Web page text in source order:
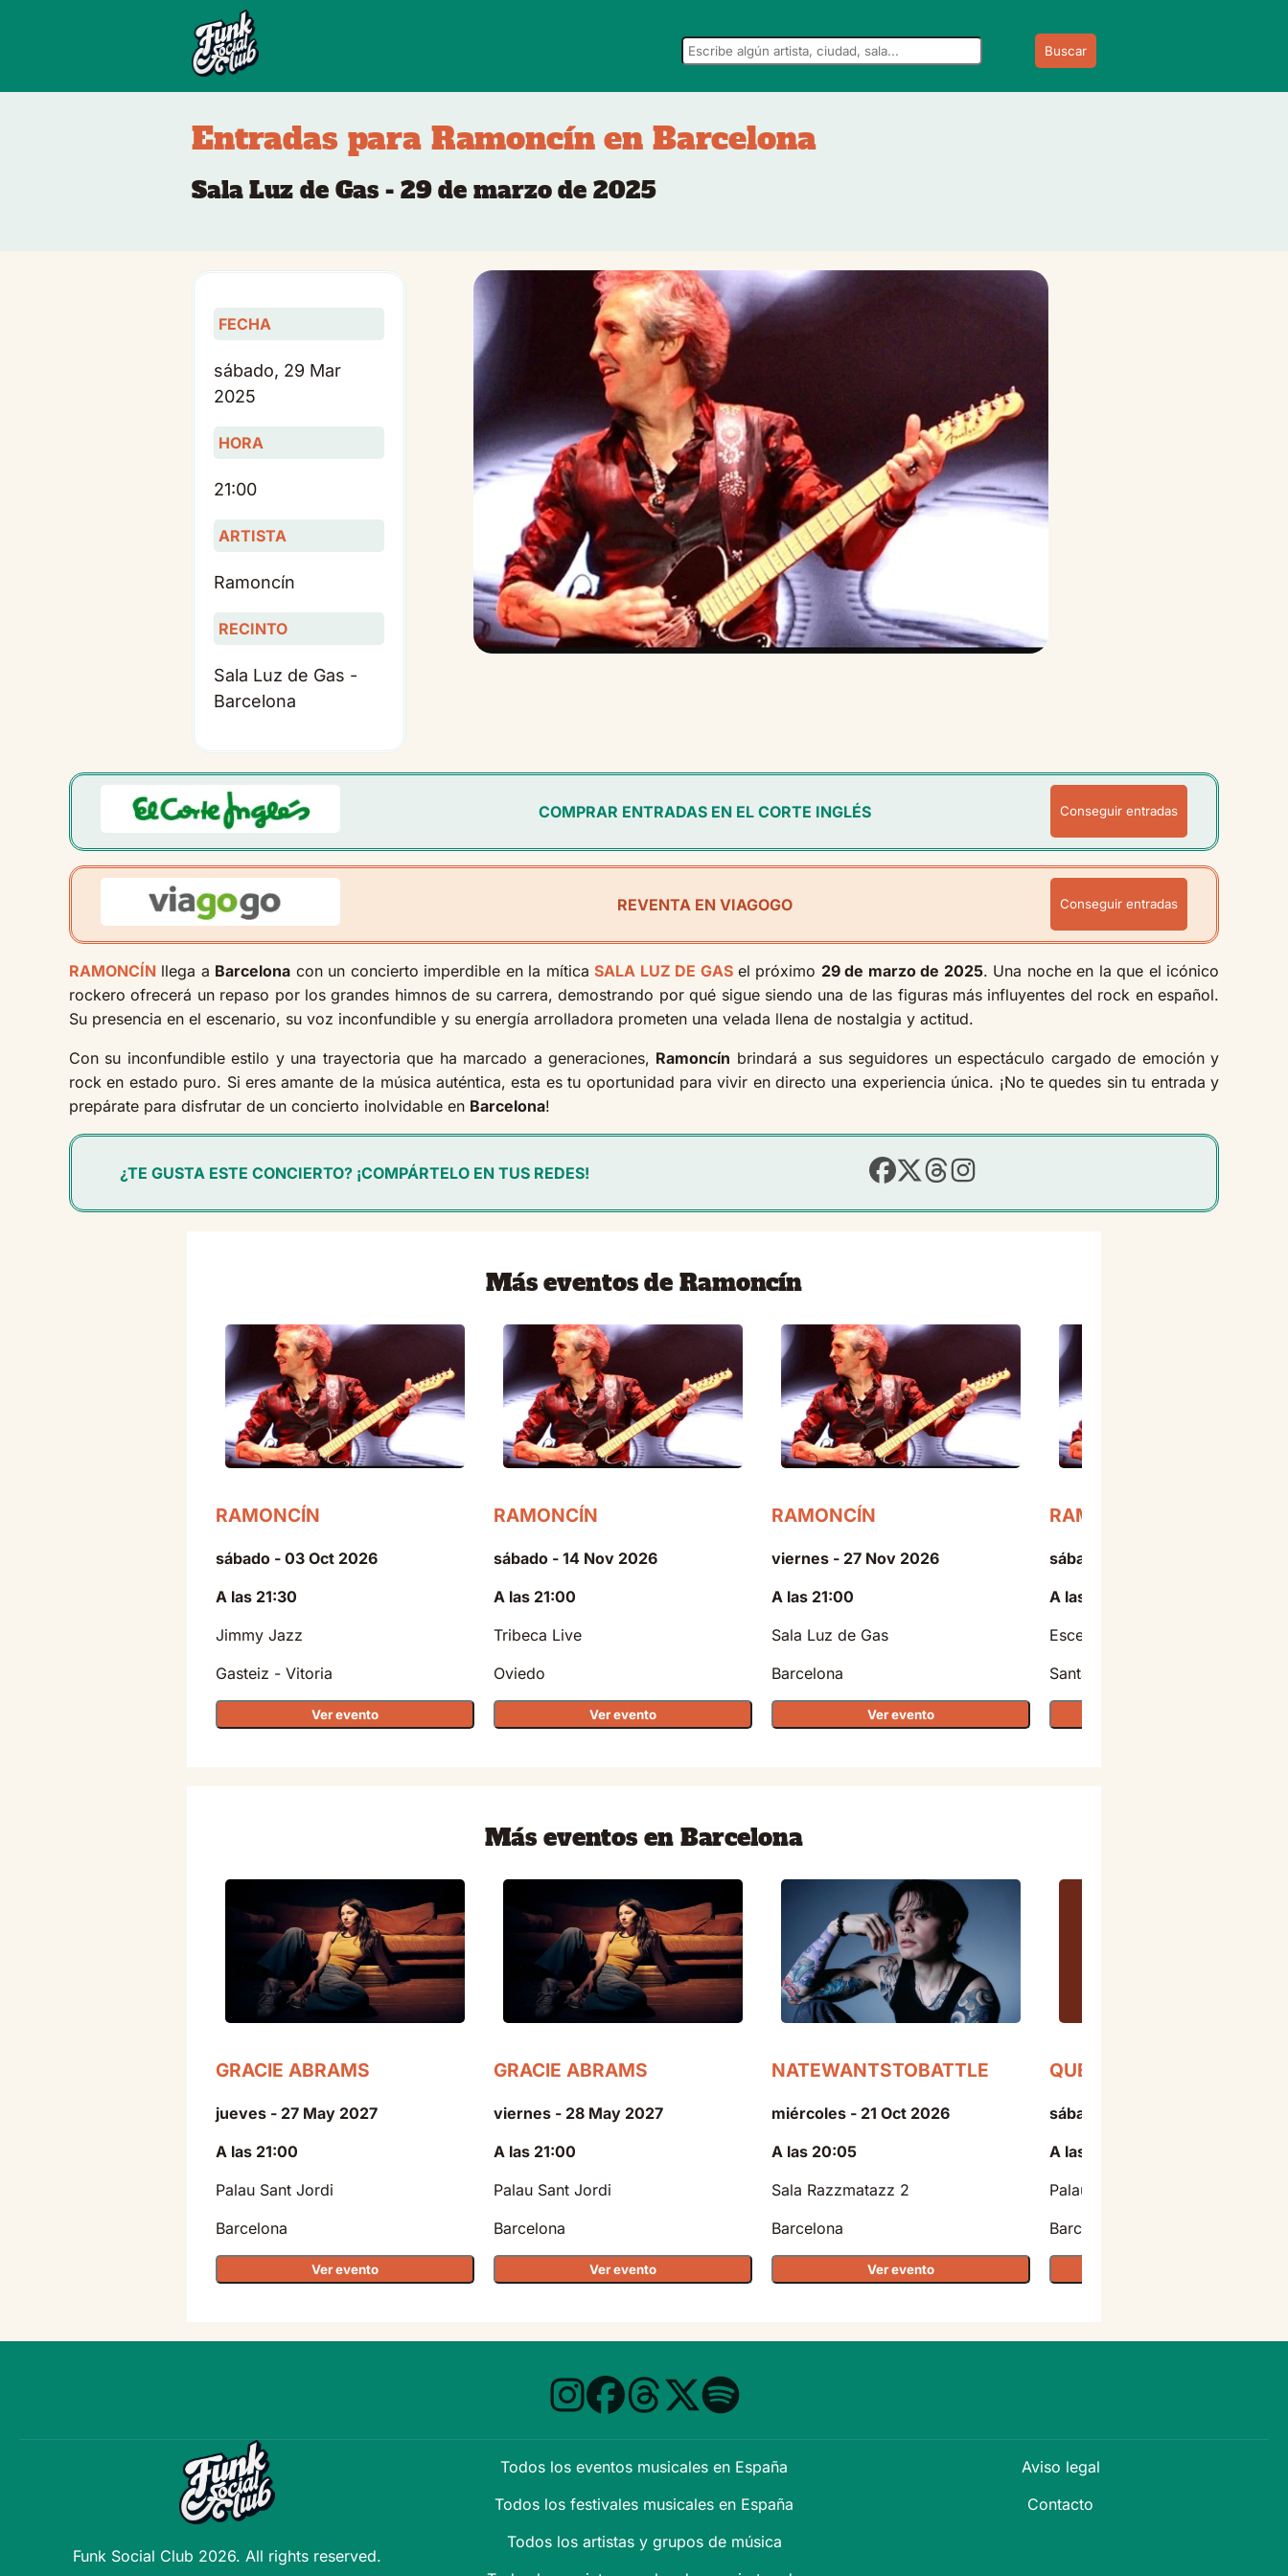
Buscar
Entradas para Ramoncín en Barcelona
Sala Luz de Gas - 29 de marzo de 2025
FECHA
sábado, 29 Mar
2025
HORA
21:00
ARTISTA
Ramoncín
RECINTO
Sala Luz de Gas -
Barcelona
COMPRAR ENTRADAS EN EL CORTE INGLÉS Conseguir entradas
REVENTA EN VIAGOGO Conseguir entradas
RAMONCÍN llega a Barcelona con un concierto imperdible en la míticaSALA LUZ DE GASel próximo 29 de marzo de 2025. Una noche en la que el icónico
rockero ofrecerá un repaso por los grandes himnos de su carrera, demostrando por qué sigue siendo una de las figuras más influyentes del rock en español.
Su presencia en el escenario, su voz inconfundible y su energía arrolladora prometen una velada llena de nostalgia y actitud.
Con su inconfundible estilo y una trayectoria que ha marcado a generaciones, Ramoncín brindará a sus seguidores un espectáculo cargado de emoción y
rock en estado puro. Si eres amante de la música auténtica, esta es tu oportunidad para vivir en directo una experiencia única. ¡No te quedes sin tu entrada y
prepárate para disfrutar de un concierto inolvidable en Barcelona!
¿TE GUSTA ESTE CONCIERTO? ¡COMPÁRTELO EN TUS REDES!
Más eventos de Ramoncín
RAMONCÍN
sábado - 03 Oct 2026
A las 21:30
Jimmy Jazz
Gasteiz - Vitoria
Ver evento
RAMONCÍN
sábado - 14 Nov 2026
A las 21:00
Tribeca Live
Oviedo
Ver evento
RAMONCÍN
viernes - 27 Nov 2026
A las 21:00
Sala Luz de Gas
Barcelona
Ver evento
RAMONCÍN
sábado - 19 Dic 2026
A las 21:00
Escenario Santander
Santander
Más eventos en Barcelona
GRACIE ABRAMS
jueves - 27 May 2027
A las 21:00
Palau Sant Jordi
Barcelona
Ver evento
GRACIE ABRAMS
viernes - 28 May 2027
A las 21:00
Palau Sant Jordi
Barcelona
Ver evento
NATEWANTSTOBATTLE
miércoles - 21 Oct 2026
A las 20:05
Sala Razzmatazz 2
Barcelona
Ver evento
QUEVEDO
sábado - 03 Jul 2027
A las 20:30
Palau Sant Jordi
Barcelona
Funk Social Club 2026. All rights reserved.
Todos los eventos musicales en España
Todos los festivales musicales en España
Todos los artistas y grupos de música
Aviso legal
Contacto